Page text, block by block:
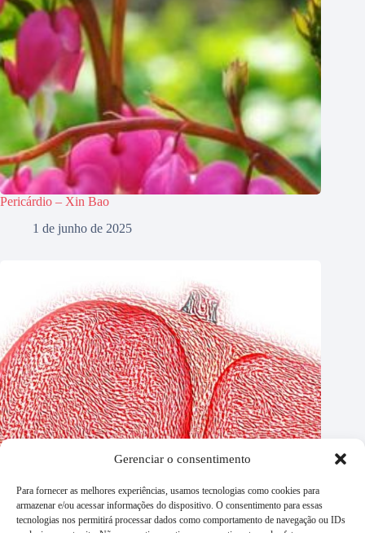
Gerenciar o consentimento
Para fornecer as melhores experiências, usamos tecnologias como cookies para
armazenar e/ou acessar informações do dispositivo. O consentimento para essas
tecnologias nos permitirá processar dados como comportamento de navegação ou IDs
Pericárdio – Xin Bao
1 de junho de 2025